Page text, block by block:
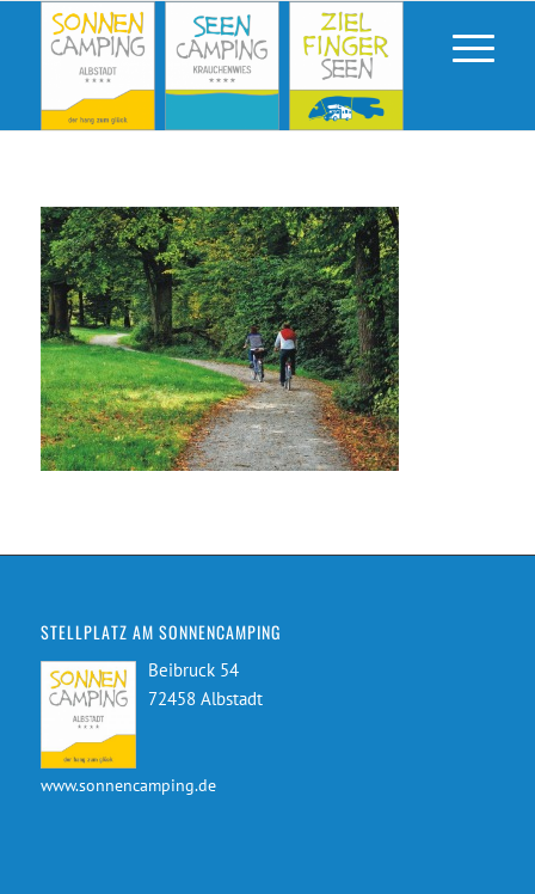
STELLPLATZ AM SONNENCAMPING
Beibruck 54
72458 Albstadt
www.sonnencamping.de